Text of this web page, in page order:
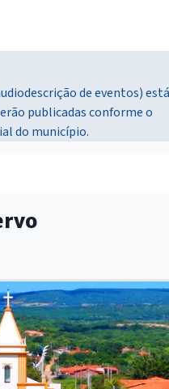
de eventos) está
publicadas conforme o
do município.